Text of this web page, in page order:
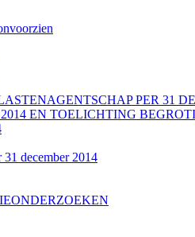
PER 31
EN TOELICHTING
december 2014